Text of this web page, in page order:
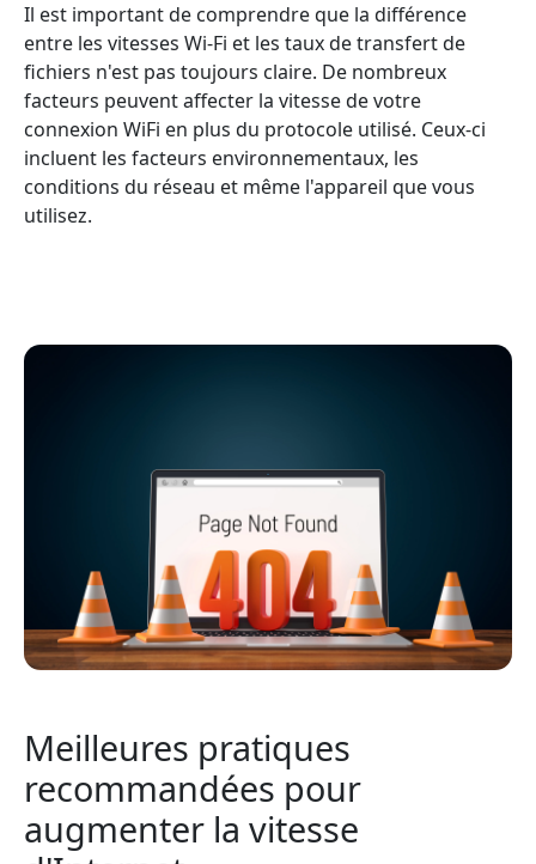
Il est important de comprendre que la différence
entre les vitesses Wi-Fi et les taux de transfert de
fichiers n'est pas toujours claire. De nombreux
facteurs peuvent affecter la vitesse de votre
connexion WiFi en plus du protocole utilisé. Ceux-ci
incluent les facteurs environnementaux, les
conditions du réseau et même l'appareil que vous
utilisez.
Meilleures pratiques
recommandées pour
augmenter la vitesse